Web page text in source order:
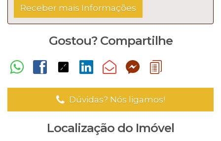
Gostou? Compartilhe
Dúvidas? Nós ligamos!
Localização do Imóvel